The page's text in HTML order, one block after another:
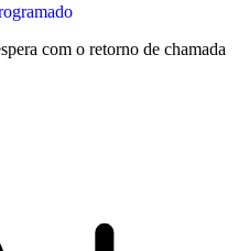
com o retorno de chamada